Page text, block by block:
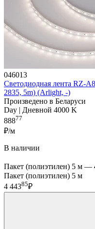
046013
Светодиодная лента RZ-
2835, 5m) (Arlight, -)
Произведено в Беларуси
Day | Дневной 4000 K
88877
₽/м
В наличии
Пакет (полиэтилен) 5 м —
Пакет (полиэтилен) 5 м
4 44385₽